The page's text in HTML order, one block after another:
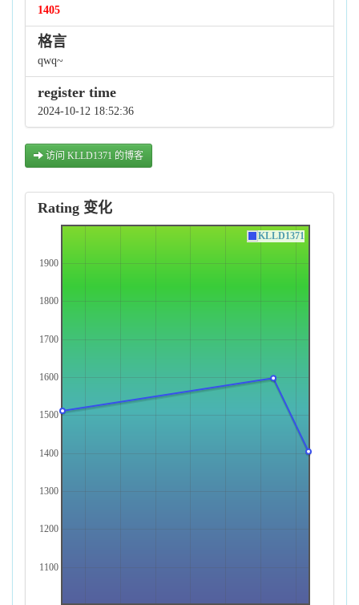
1405
格言
qwq~
register time
2024-10-12 18:52:36
访问 KLLD1371 的博客
Rating 变化
1100
1200
1300
1400
1500
1600
1700
1800
1900
KLLD1371